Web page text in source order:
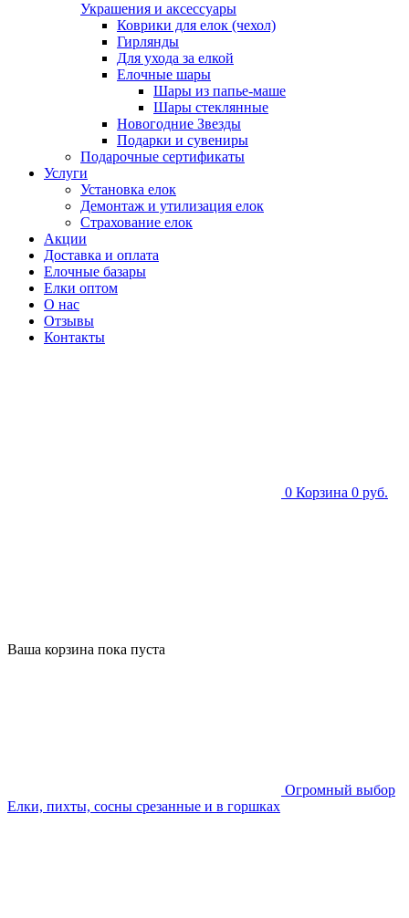
Украшения и аксессуары
Коврики для елок (чехол)
Гирлянды
Для ухода за елкой
Елочные шары
Шары из папье-маше
Шары стеклянные
Новогодние Звезды
Подарки и сувениры
Подарочные сертификаты
Услуги
Установка елок
Демонтаж и утилизация елок
Страхование елок
Акции
Доставка и оплата
Елочные базары
Елки оптом
О нас
Отзывы
Контакты
0 Корзина 0 руб.
Ваша корзина пока пуста
Огромный выбор
Елки, пихты, сосны срезанные и в горшках